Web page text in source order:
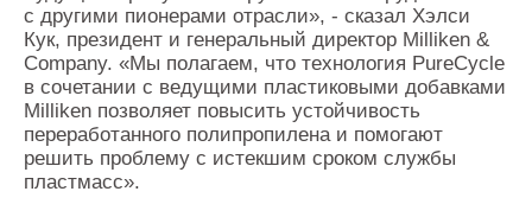
с другими пионерами отрасли», - сказал Хэлси
Кук, президент и генеральный директор Milliken &
Company. «Мы полагаем, что технология PureCycle
в сочетании с ведущими пластиковыми добавками
Milliken позволяет повысить устойчивость
переработанного полипропилена и помогают
решить проблему с истекшим сроком службы
пластмасс».